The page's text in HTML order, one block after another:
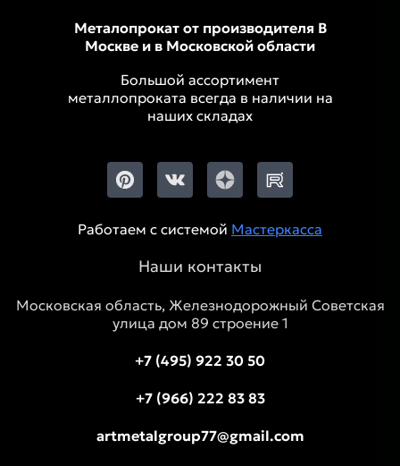
Металопрокат от производителя В
Москве и в Московской области
Большой ассортимент
металлопроката всегда в наличии на
наших складах
Работаем с системой Мастеркасса
Наши контакты
Московская область, Железнодорожный Советская
улица дом 89 строение 1
+7 (495) 922 30 50
+7 (966) 222 83 83
artmetalgroup77@gmail.com